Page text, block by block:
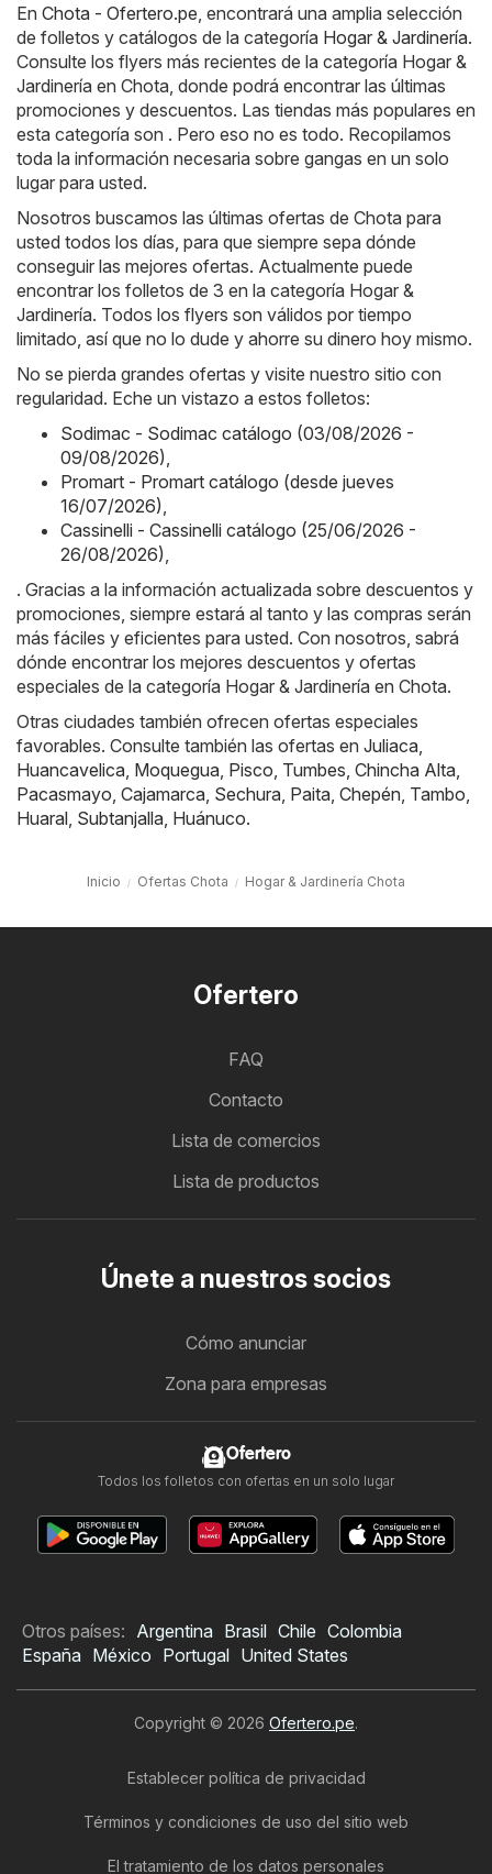
En Chota - Ofertero.pe , encontrará una amplia selección
de folletos y catálogos de la categoría Hogar & Jardinería.
Consulte los flyers más recientes de la categoría Hogar &
Jardinería en Chota, donde podrá encontrar las últimas
promociones y descuentos. Las tiendas más populares en
esta categoría son . Pero eso no es todo. Recopilamos
toda la información necesaria sobre gangas en un solo
lugar para usted.
Nosotros buscamos las últimas ofertas de Chota para
usted todos los días, para que siempre sepa dónde
conseguir las mejores ofertas. Actualmente puede
encontrar los folletos de 3 en la categoría Hogar &
Jardinería. Todos los flyers son válidos por tiempo
limitado, así que no lo dude y ahorre su dinero hoy mismo.
No se pierda grandes ofertas y visite nuestro sitio con
regularidad. Eche un vistazo a estos folletos:
Sodimac - Sodimac catálogo (03/08/2026 -
09/08/2026)
Promart - Promart catálogo (desde jueves
16/07/2026)
Cassinelli - Cassinelli catálogo (25/06/2026 -
26/08/2026)
. Gracias a la información actualizada sobre descuentos y
promociones, siempre estará al tanto y las compras serán
más fáciles y eficientes para usted. Con nosotros, sabrá
dónde encontrar los mejores descuentos y ofertas
especiales de la categoría Hogar & Jardinería en Chota.
Otras ciudades también ofrecen ofertas especiales
favorables. Consulte también las ofertas en Juliaca
Huancavelica Moquegua Pisco Tumbes Chincha Alta
Pacasmayo Cajamarca Sechura Paita Chepén Tambo
Huaral Subtanjalla Huánuco.
Inicio Ofertas Chota Hogar & Jardinería Chota
Ofertero
FAQ
Contacto
Lista de comercios
Lista de productos
Únete a nuestros socios
Cómo anunciar
Zona para empresas
Ofertero
Todos los folletos con ofertas en un solo lugar
Otros países: Argentina Brasil Chile Colombia
España México Portugal United States
Copyright © 2026 Ofertero.pe.
Establecer política de privacidad
Términos y condiciones de uso del sitio web
El tratamiento de los datos personales